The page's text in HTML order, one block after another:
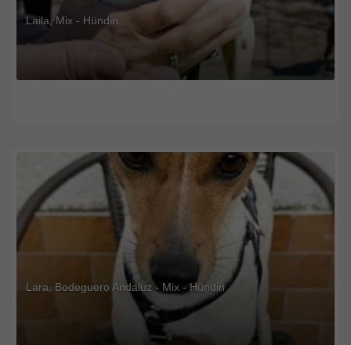
Laila, Mix - Hündin
Lara, Bodeguero Andaluz - Mix - Hündin